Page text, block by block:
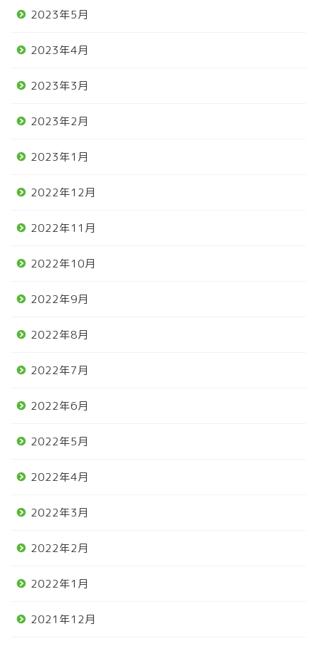
2023年5月
2023年4月
2023年3月
2023年2月
2023年1月
2022年12月
2022年11月
2022年10月
2022年9月
2022年8月
2022年7月
2022年6月
2022年5月
2022年4月
2022年3月
2022年2月
2022年1月
2021年12月